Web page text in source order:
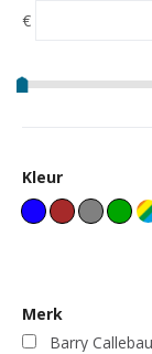
€
Kleur
Merk
Barry